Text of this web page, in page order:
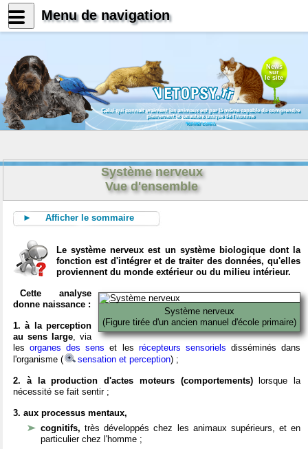
News
sur
le site
Celui qui connait vraiment les animaux est par là même capable de comprendre
pleinement le caractère unique de l'homme
Konrad Lorenz
Système nerveux
Vue d'ensemble
► Afficher le sommaire
Le système nerveux est un système biologique dont la
fonction est d'intégrer et de traiter des données, qu'elles
proviennent du monde extérieur ou du milieu intérieur.
Système nerveux
(Figure tirée d'un ancien manuel d'école primaire)
Cette analyse
donne naissance :
1. à la perception
au sens large, via
lesorganes des sens et les récepteurs sensoriels disséminés dans
l'organisme (
sensation et perception) ;
2. à la production d'actes moteurs (comportements)lorsque la
nécessité se fait sentir ;
3. aux processus mentaux,
cognitifs,très développés chez les animaux supérieurs, et en
particulier chez l'homme ;
Menu de navigation